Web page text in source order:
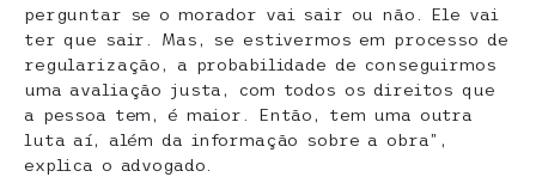
perguntar se o morador vai sair ou não. Ele vai
ter que sair. Mas, se estivermos em processo de
regularização, a probabilidade de conseguirmos
uma avaliação justa, com todos os direitos que
a pessoa tem, é maior. Então, tem uma outra
luta aí, além da informação sobre a obra”,
explica o advogado.